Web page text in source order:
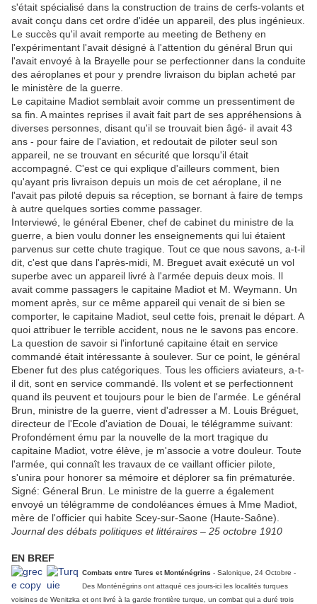
s'était spécialisé dans la construction de trains de cerfs-volants et
avait conçu dans cet ordre d'idée un appareil, des plus ingénieux.
Le succès qu'il avait remporte au meeting de Betheny en
l'expérimentant l'avait désigné à l'attention du général Brun qui
l'avait envoyé à la Brayelle pour se perfectionner dans la conduite
des aéroplanes et pour y prendre livraison du biplan acheté par
le ministère de la guerre.
Le capitaine Madiot semblait avoir comme un pressentiment de
sa fin. A maintes reprises il avait fait part de ses appréhensions à
diverses personnes, disant qu'il se trouvait bien âgé- il avait 43
ans - pour faire de l'aviation, et redoutait de piloter seul son
appareil, ne se trouvant en sécurité que lorsqu'il était
accompagné. C'est ce qui explique d'ailleurs comment, bien
qu'ayant pris livraison depuis un mois de cet aéroplane, il ne
l'avait pas piloté depuis sa réception, se bornant à faire de temps
à autre quelques sorties comme passager.
Interviewé, le général Ebener, chef de cabinet du ministre de la
guerre, a bien voulu donner les enseignements qui lui étaient
parvenus sur cette chute tragique. Tout ce que nous savons, a-t-il
dit, c'est que dans l'après-midi, M. Breguet avait exécuté un vol
superbe avec un appareil livré à l'armée depuis deux mois. Il
avait comme passagers le capitaine Madiot et M. Weymann. Un
moment après, sur ce même appareil qui venait de si bien se
comporter, le capitaine Madiot, seul cette fois, prenait le départ. A
quoi attribuer le terrible accident, nous ne le savons pas encore.
La question de savoir si l'infortuné capitaine était en service
commandé était intéressante à soulever. Sur ce point, le général
Ebener fut des plus catégoriques. Tous les officiers aviateurs, a-t-
il dit, sont en service commandé. Ils volent et se perfectionnent
quand ils peuvent et toujours pour le bien de l'armée. Le général
Brun, ministre de la guerre, vient d'adresser a M. Louis Bréguet,
directeur de l'Ecole d'aviation de Douai, le télégramme suivant:
Profondément ému par la nouvelle de la mort tragique du
capitaine Madiot, votre élève, je m'associe a votre douleur. Toute
l'armée, qui connaît les travaux de ce vaillant officier pilote,
s'unira pour honorer sa mémoire et déplorer sa fin prématurée.
Signé: Géneral Brun. Le ministre de la guerre a également
envoyé un télégramme de condoléances émues à Mme Madiot,
mère de l'officier qui habite Scey-sur-Saone (Haute-Saône).
Journal des débats politiques et littéraires – 25 octobre 1910
EN BREF
Combats entre Turcs et Monténégrins - Salonique, 24 Octobre -
Des Monténégrins ont attaqué ces jours-ici les localités turques
voisines de Wenitzka et ont livré à la garde frontière turque, un combat qui a duré trois